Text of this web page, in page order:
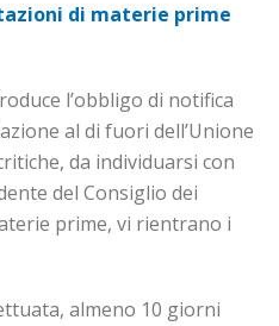
di materie prime
l’obbligo di notifica
al di fuori dell’Unione
da individuarsi con
del Consiglio dei
prime, vi rientrano i
almeno 10 giorni